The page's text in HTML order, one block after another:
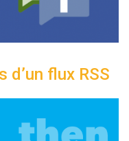
flux RSS